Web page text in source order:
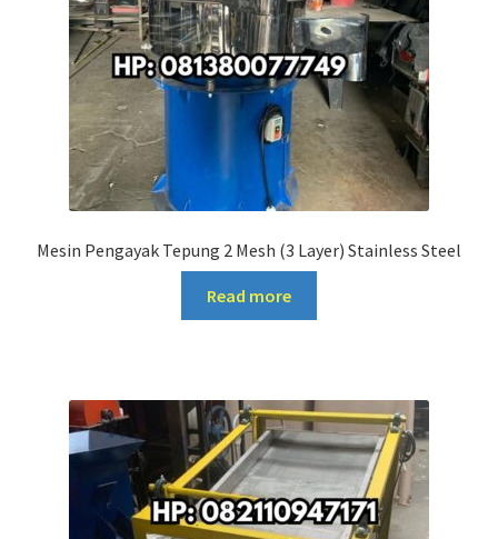
Mesin Pengayak Tepung 2 Mesh (3 Layer) Stainless Steel
Read more